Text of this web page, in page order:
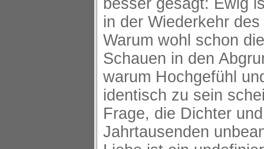
besser gesagt: Ewig
in der Wiederkehr
Warum wohl schon
Schauen in den
warum Hochgefühl
identisch zu sein
Frage, die Dichter
Jahrtausenden